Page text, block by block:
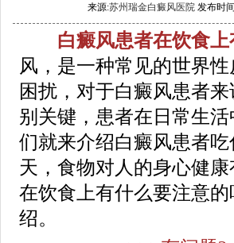
来源:苏州瑞金白癜风医院 发布时
白癜风患者在饮食
风，是一种常见的世界
困扰，对于白癜风患者
别关键，患者在日常生
们就来介绍白癜风患者
天，食物对人的身心健
在饮食上有什么要注意
绍。